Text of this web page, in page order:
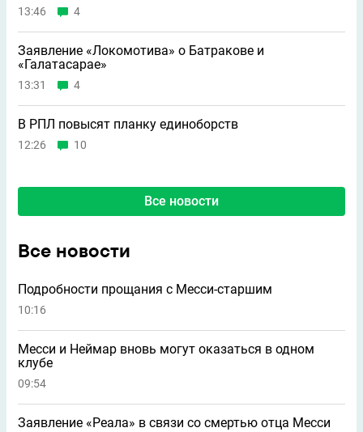
13:46 4
Заявление «Локомотива» о Батракове и
«Галатасарае»
13:31 4
В РПЛ повысят планку единоборств
12:26 10
Все новости
Все новости
Подробности прощания с Месси-старшим
10:16
Месси и Неймар вновь могут оказаться в одном
клубе
09:54
Заявление «Реала» в связи со смертью отца Месси